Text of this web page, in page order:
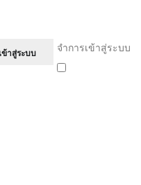
จำการเข้าสู่ระบบ